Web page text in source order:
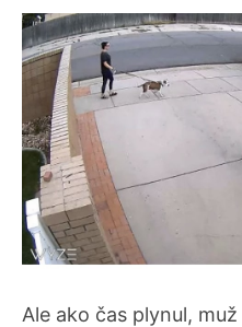
Ale ako čas plynul,